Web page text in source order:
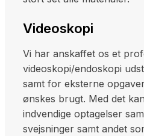
Videoskopi
Vi har anskaffet os et
videoskopi/endoskopi
samt for eksterne
ønskes brugt. Med det
indvendige optagelser
svejsninger samt andet